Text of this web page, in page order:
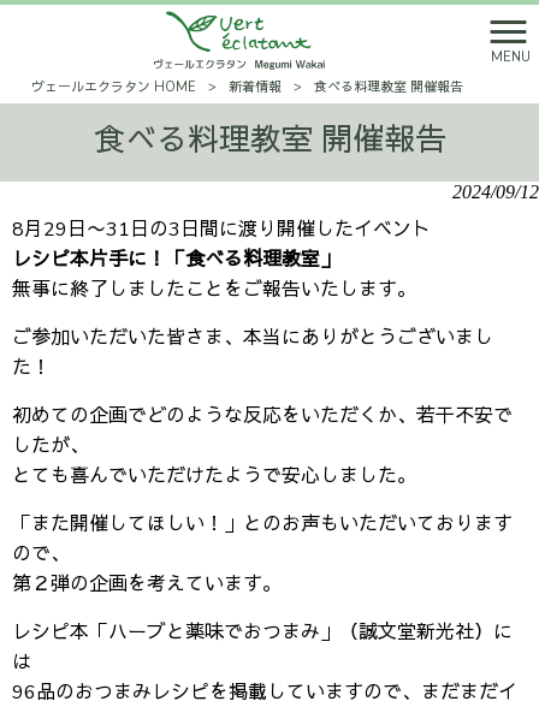
MENU
ヴェールエクラタン HOME
> 新着情報 > 食べる料理教室 開催報告
食べる料理教室 開催報告
2024/09/12
8月29日〜31日の3日間に渡り開催したイベント
レシピ本片手に！「食べる料理教室」
無事に終了しましたことをご報告いたします。
ご参加いただいた皆さま、本当にありがとうございまし
た！
初めての企画でどのような反応をいただくか、若干不安で
したが、
とても喜んでいただけたようで安心しました。
「また開催してほしい！」とのお声もいただいております
ので、
第２弾の企画を考えています。
レシピ本「ハーブと薬味でおつまみ」（誠文堂新光社）に
は
96品のおつまみレシピを掲載していますので、まだまだイ